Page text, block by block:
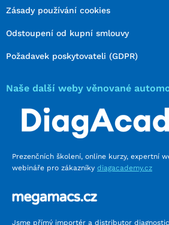
Zásady používání cookies
Odstoupení od kupní smlouvy
Požadavek poskytovateli (GDPR)
Naše další weby věnované
Prezenčních školení, online kurzy, expertní
webináře pro zákazníky diagacademy.cz
Jsme přímý importér a distributor